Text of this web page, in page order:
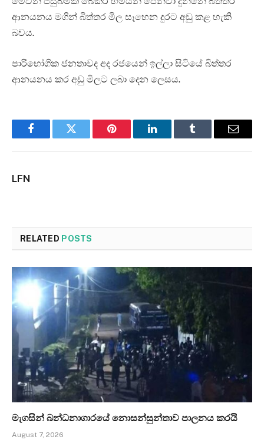
ආනයනය මගින් බිත්තර මිල සෑහෙන දුරට අඩු කළ හැකි
බවය.
පාරිභෝගික ජනතාවද අද රජයෙන් ඉල්ලා සිටියේ බිත්තර
ආනයනය කර අඩු මිලට ලබා දෙන ලෙසය.
FacebookTwitter Pinterest LinkedInTumblr Email
LFN
RELATED POSTS
මැගසින් බන්ධනාගාරයේ නොසන්සුන්තාව පාලනය කරයි
August 7, 2026